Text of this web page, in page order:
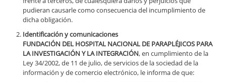
pudieran causarle como consecuencia del incumplimiento de
dicha obligación.
Identificación y comunicaciones
FUNDACIÓN DEL HOSPITAL NACIONAL DE PARAPLÉJICOS PARA
LA INVESTIGACIÓN Y LA INTEGRACIÓN, en cumplimiento de la
Ley 34/2002, de 11 de julio, de servicios de la sociedad de la
información y de comercio electrónico, le informa de que: